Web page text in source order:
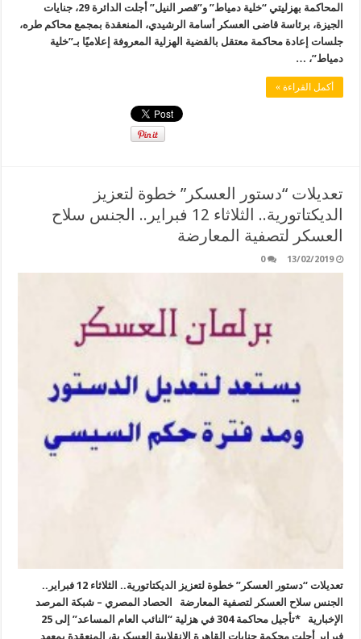
المحاكمة بهزليتي “خلية دمياط” و”قصر النيل” أجلت الدائرة 29، جنايات
الجيزة، برئاسة قاضى العسكر أسامة الرشيدي، المنعقدة بمجمع محاكم طره،
جلسات إعادة محاكمة معتقل بالقضية الهزلية المعروفة إعلاميًا بـ”خلية
دمياط”، …
أكمل القراءة »
تعديلات “دستور العسكر” خطوة لتعزيز
الديكتاتورية.. الثلاثاء 12 فبراير.. الجنس سلاح
العسكر لتصفية المعارضة
13/02/2019
0
تعديلات “دستور العسكر” خطوة لتعزيز الديكتاتورية.. الثلاثاء 12 فبراير..
الجنس سلاح العسكر لتصفية المعارضة الحصاد المصري – شبكة المرصد
الإخبارية *تأجيل محاكمة 304 في هزلية “النائب العام المساعد” إلى 25
فبراير أجلت محكمة جنايات القاهرة الانقلابية العسكرية، المنعقدة بمعهد